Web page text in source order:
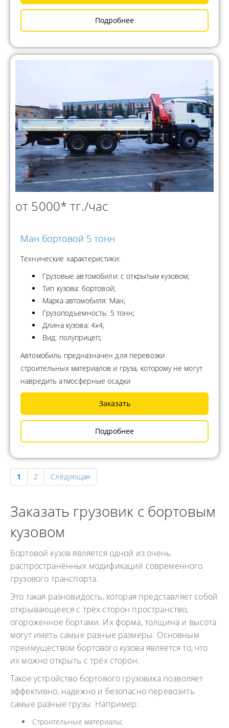
Подробнее
от 5000* тг./час
Ман бортовой 5 тонн
Технические характеристики:
Грузовые автомобили: с открытым кузовом;
Тип кузова: бортовой;
Марка автомобиля: Ман;
Грузоподъемность: 5 тонн;
Длина кузова: 4x4;
Вид: полуприцеп;
Автомобиль предназначен для перевозки
строительных материалов и груза, которому не могут
навредить атмосферные осадки
Заказать
Подробнее
1 2 Следующая
Заказать грузовик с бортовым
кузовом
Бортовой кузов является одной из очень
распространённых модификаций современного
грузового транспорта.
Это такая разновидость, которая представляет собой
открывающееся с трёх сторон пространство,
огороженное бортами. Их форма, толщина и высота
могут иметь самые разные размеры. Основным
преимуществом бортового кузова является то, что
их можно открыть с трёх сторон.
Такое устройство бортового грузовика позволяет
эффективно, надежно и безопасно перевозить
самые разные грузы. Например:
Строительные материалы;